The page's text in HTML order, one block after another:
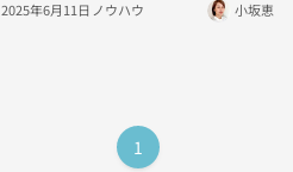
2025年6月11日ノウハウ 小坂恵
1